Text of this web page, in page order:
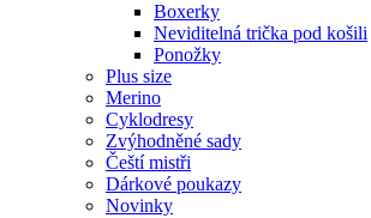
Boxerky
Neviditelná trička pod košili
Ponožky
Plus size
Merino
Cyklodresy
Zvýhodněné sady
Čeští mistři
Dárkové poukazy
Novinky